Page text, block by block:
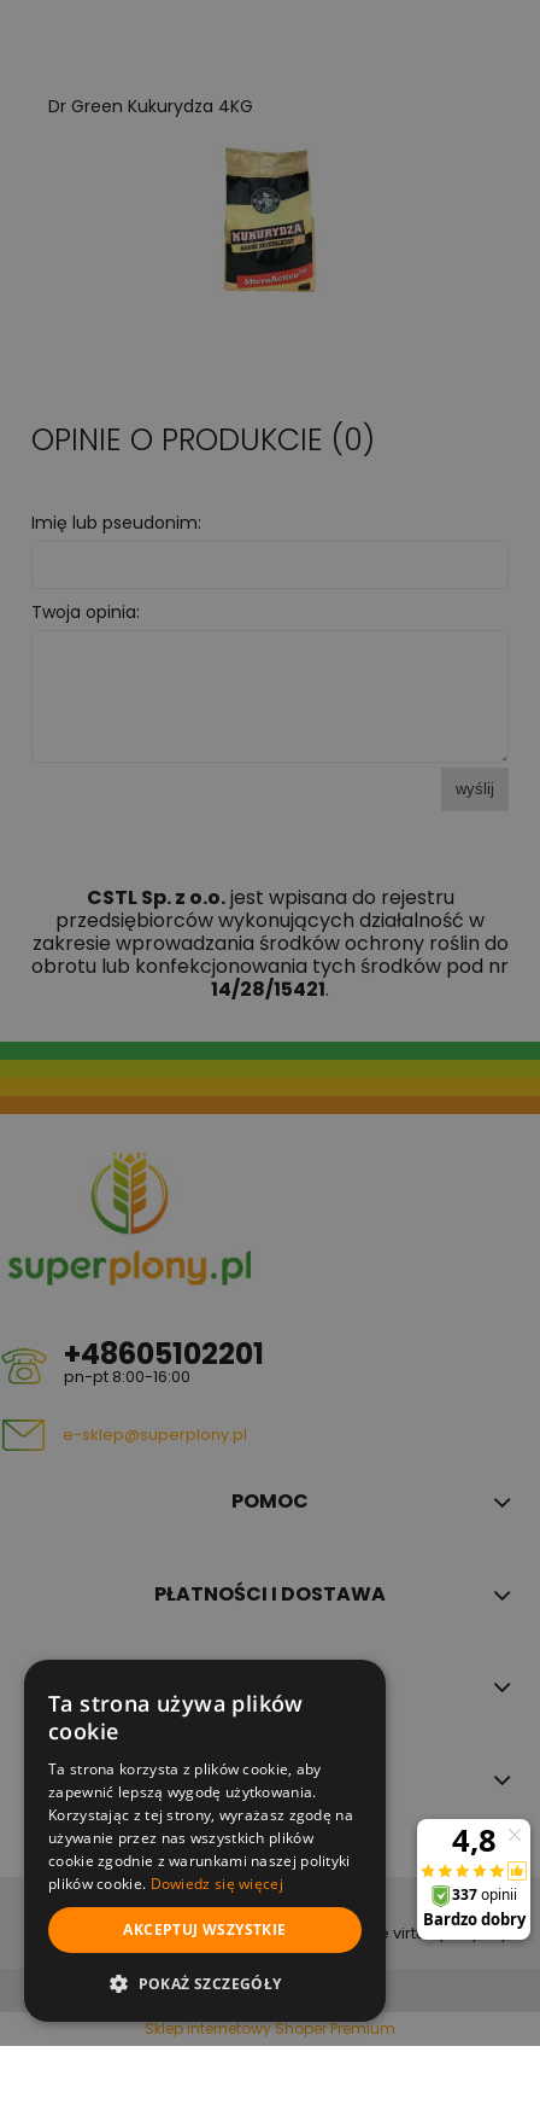
Dr Green Kukurydza 4KG
OPINIE O PRODUKCIE (0)
Imię lub pseudonim:
Twoja opinia:
wyślij
CSTL Sp. z o.o.jest wpisana do rejestru
przedsiębiorców wykonujących działalność w
zakresie wprowadzania środków ochrony roślin do
obrotu lub konfekcjonowania tych środków pod nr
14/28/15421.
+48605102201
pn-pt 8:00-16:00
e-sklep@superplony.pl
POMOC
PŁATNOŚCI I DOSTAWA
O NAS
copyright (c) 2022
projekt i wykonanie virtualpeople.pl
pokaż pełną wersję strony
Sklep internetowy Shoper Premium
Ta strona używa plików
cookie
Ta strona korzysta z plików cookie, aby
zapewnić lepszą wygodę użytkowania.
Korzystając z tej strony, wyrażasz zgodę na
używanie przez nas wszystkich plików
cookie zgodnie z warunkami naszej polityki
plików cookie. Dowiedz się więcej
AKCEPTUJ WSZYSTKIE
POKAŻ SZCZEGÓŁY